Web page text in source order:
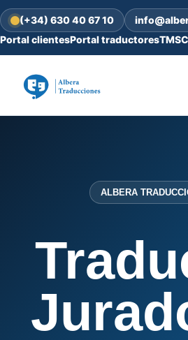
(+34) 630 40 67 10
Portal clientesPortal traductoresTMS
ALBERA